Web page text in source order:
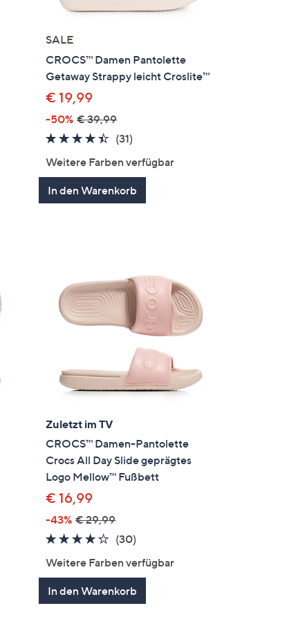
SALE
CROCS™ Damen Pantolette
Getaway Strappy leicht Croslite™
€ 19,99
-50% € 39,99
4.3
5
(31)
Weitere Farben verfügbar
In den Warenkorb
Zuletzt im TV
CROCS™ Damen-Pantolette
Crocs All Day Slide geprägtes
Logo Mellow™ Fußbett
€ 16,99
-43% € 29,99
4.2
(30)
Weitere Farben verfügbar
In den Warenkorb